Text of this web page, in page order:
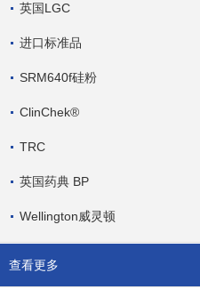
英国LGC
进口标准品
SRM640f硅粉
ClinChek®
TRC
英国药典 BP
Wellington威灵顿
查看更多